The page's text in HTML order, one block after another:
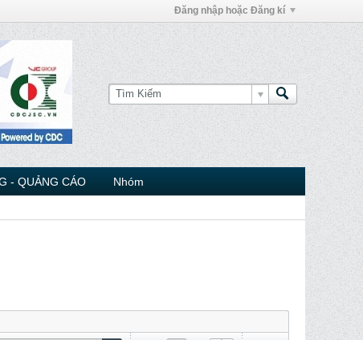
Đăng nhập hoặc Đăng kí
- QUẢNG CÁO Nhóm